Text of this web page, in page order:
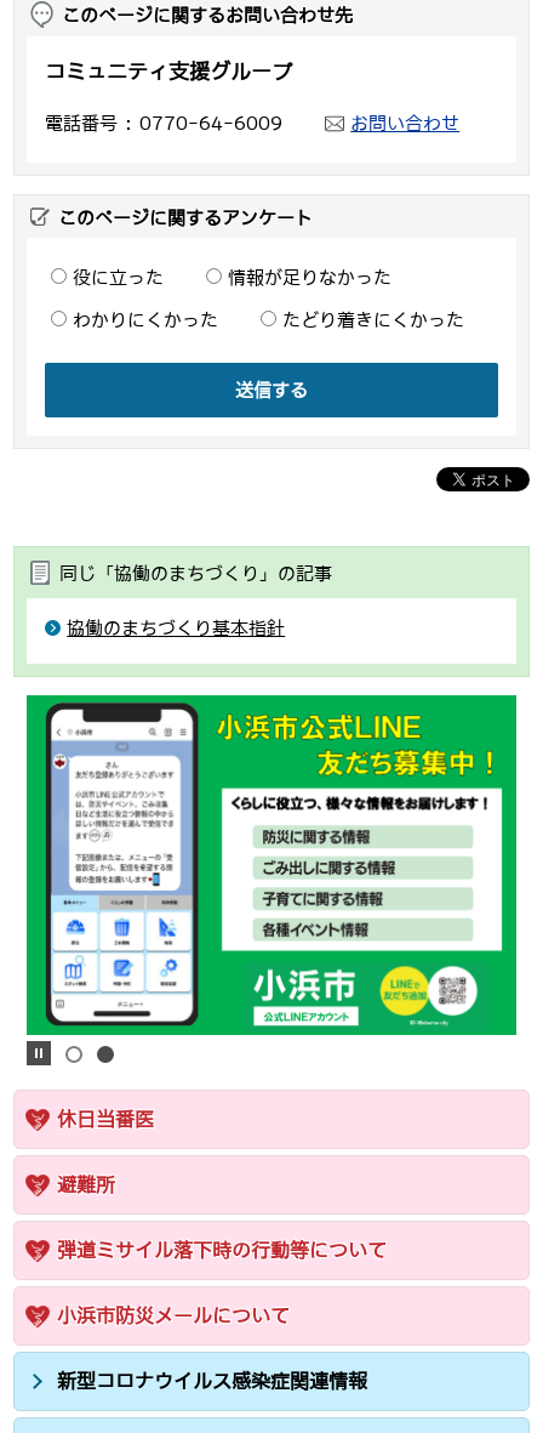
このページに関するお問い合わせ先
コミュニティ支援グループ
電話番号 0770-64-6009 お問い合わせ
このページに関するアンケート
役に立った 情報が足りなかった
わかりにくかった たどり着きにくかった
送信する
同じ「協働のまちづくり」の記事
協働のまちづくり基本指針
休日当番医
避難所
弾道ミサイル落下時の行動等について
小浜市防災メールについて
新型コロナウイルス感染症関連情報